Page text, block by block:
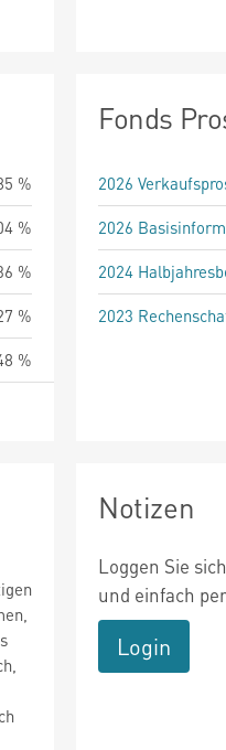
%
%
%
%
%
Fonds
2026
2026
2024
2023
Notizen
Loggen Sie
und einfach
Login